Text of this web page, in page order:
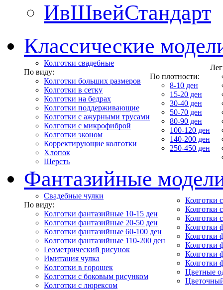
ИвШвейСтандарт
Классические
Колготки свадебные
По виду:
Колготки больших размеров
Колготки в сетку
Колготки на бедрах
Колготки поддерживающие
Колготки с ажурными трусами
Колготки с микрофиброй
Колготки эконом
Корректирующие колготки
Хлопок
Шерсть
По плотности:
8-10 ден
15-20 ден
30-40 ден
50-70 ден
80-90 ден
100-120 ден
140-200 ден
250-450 ден
Фантазийные
Свадебные чулки
По виду:
Колготки фантазийные 10-15 ден
Колготки фантазийные 20-50 ден
Колготки фантазийные 60-100 ден
Колготки фантазийные 110-200 ден
Геометрический рисунок
Имитация чулка
Колготки в горошек
Колготки с боковым рисунком
Колготки с люрексом
Колготки
Колготки
Колготки
Колготки
Колготки
Колготки
Колготки
Колготки
Цветные